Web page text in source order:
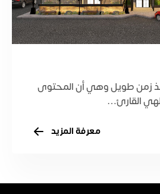
زمن طويل وهي أن المحتوى
القارئ…
معرفة المزيد